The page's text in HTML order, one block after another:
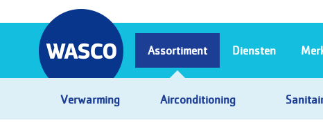
Assortiment
Verwarming Airconditioning
Diensten